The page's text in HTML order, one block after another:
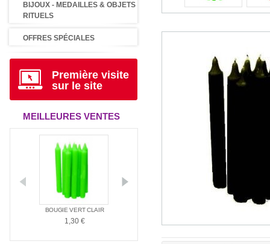
BIJOUX - MEDAILLES & OBJETS
RITUELS
OFFRES SPÉCIALES
Première visite
sur le site
MEILLEURES VENTES
BOUGIE VERT CLAIR
1,30 €